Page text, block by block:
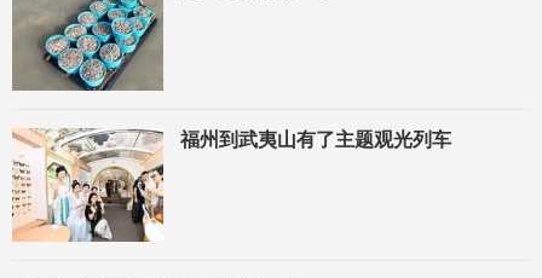
福州到武夷山有了主题观光列车